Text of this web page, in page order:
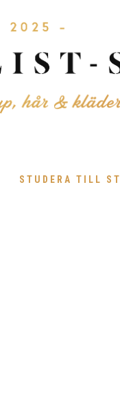
STUDERA TILL